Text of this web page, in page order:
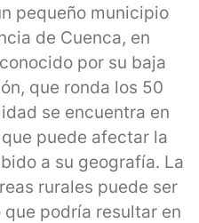
pequeño municipio
de Cuenca, en
por su baja
que ronda los 50
se encuentra en
puede afectar la
a su geografía. La
rurales puede ser
podría resultar en